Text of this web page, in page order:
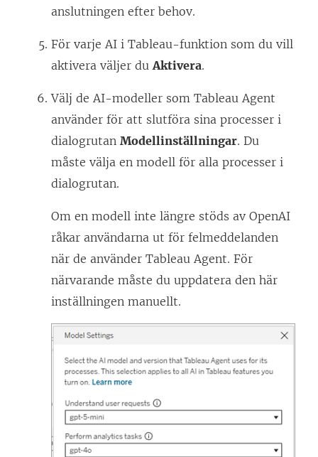
anslutningen efter behov.
För varje AI i Tableau-funktion som du vill
aktivera väljer du Aktivera.
Välj de AI-modeller som Tableau Agent
använder för att slutföra sina processer i
dialogrutan Modellinställningar. Du
måste välja en modell för alla processer i
dialogrutan.
Om en modell inte längre stöds av OpenAI
råkar användarna ut för felmeddelanden
när de använder Tableau Agent. För
närvarande måste du uppdatera den här
inställningen manuellt.